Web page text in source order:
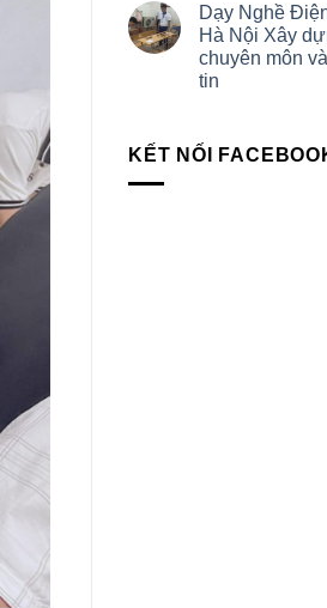
Dạy Nghề
Hà Nội Xây
chuyên môn
tin
KẾT NỐI